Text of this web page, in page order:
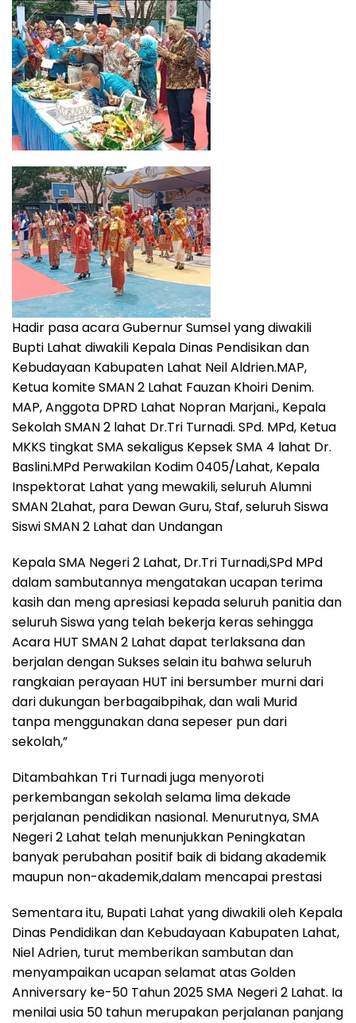
Hadir pasa acara Gubernur Sumsel yang diwakili
Bupti Lahat diwakili Kepala Dinas Pendisikan dan
Kebudayaan Kabupaten Lahat Neil Aldrien.MAP,
Ketua komite SMAN 2 Lahat Fauzan Khoiri Denim.
MAP, Anggota DPRD Lahat Nopran Marjani., Kepala
Sekolah SMAN 2 lahat Dr.Tri Turnadi. SPd. MPd, Ketua
MKKS tingkat SMA sekaligus Kepsek SMA 4 lahat Dr.
Baslini.MPd Perwakilan Kodim 0405/Lahat, Kepala
Inspektorat Lahat yang mewakili, seluruh Alumni
SMAN 2Lahat, para Dewan Guru, Staf, seluruh Siswa
Siswi SMAN 2 Lahat dan Undangan
Kepala SMA Negeri 2 Lahat, Dr.Tri Turnadi,SPd MPd
dalam sambutannya mengatakan ucapan terima
kasih dan meng apresiasi kepada seluruh panitia dan
seluruh Siswa yang telah bekerja keras sehingga
Acara HUT SMAN 2 Lahat dapat terlaksana dan
berjalan dengan Sukses selain itu bahwa seluruh
rangkaian perayaan HUT ini bersumber murni dari
dari dukungan berbagaibpihak, dan wali Murid
tanpa menggunakan dana sepeser pun dari
sekolah,”
Ditambahkan Tri Turnadi juga menyoroti
perkembangan sekolah selama lima dekade
perjalanan pendidikan nasional. Menurutnya, SMA
Negeri 2 Lahat telah menunjukkan Peningkatan
banyak perubahan positif baik di bidang akademik
maupun non-akademik,dalam mencapai prestasi
Sementara itu, Bupati Lahat yang diwakili oleh Kepala
Dinas Pendidikan dan Kebudayaan Kabupaten Lahat,
Niel Adrien, turut memberikan sambutan dan
menyampaikan ucapan selamat atas Golden
Anniversary ke-50 Tahun 2025 SMA Negeri 2 Lahat. Ia
menilai usia 50 tahun merupakan perjalanan panjang